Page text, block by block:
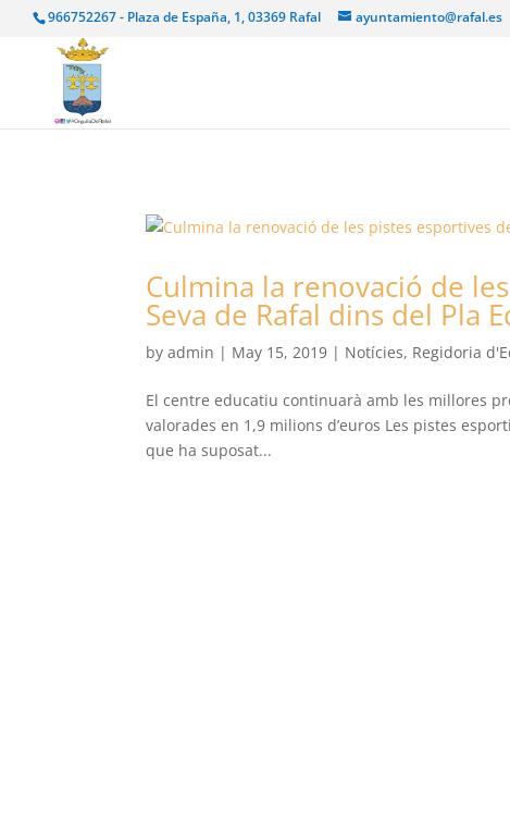
966752267 - Plaza de España, 1, 03369 Rafal ayuntamiento@rafal.es
Culmina la renovació de
Seva de Rafal dins del Pla
byadmin | May 15, 2019 | Notícies, Regidoria
El centre educatiu continuarà amb les millores
valorades en 1,9 milions d’euros Les pistes
que ha suposat...